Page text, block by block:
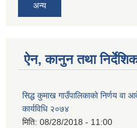
अन्य
ऐन, कानुन तथा
सिद्ध कुमाख गाउँपालिकाको निर्णय वा
कार्यविधि २०७४
मिति: 08/28/2018 - 11:00